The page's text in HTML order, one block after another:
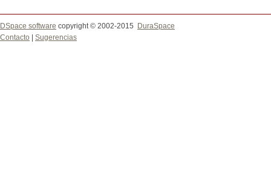
DSpace software copyright © 2002-2015
DuraSpace
Contacto
Sugerencias